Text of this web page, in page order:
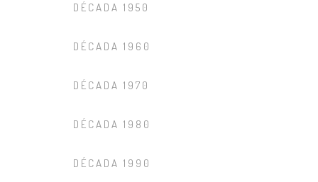
DÉCADA 1950
DÉCADA 1960
DÉCADA 1970
DÉCADA 1980
DÉCADA 1990